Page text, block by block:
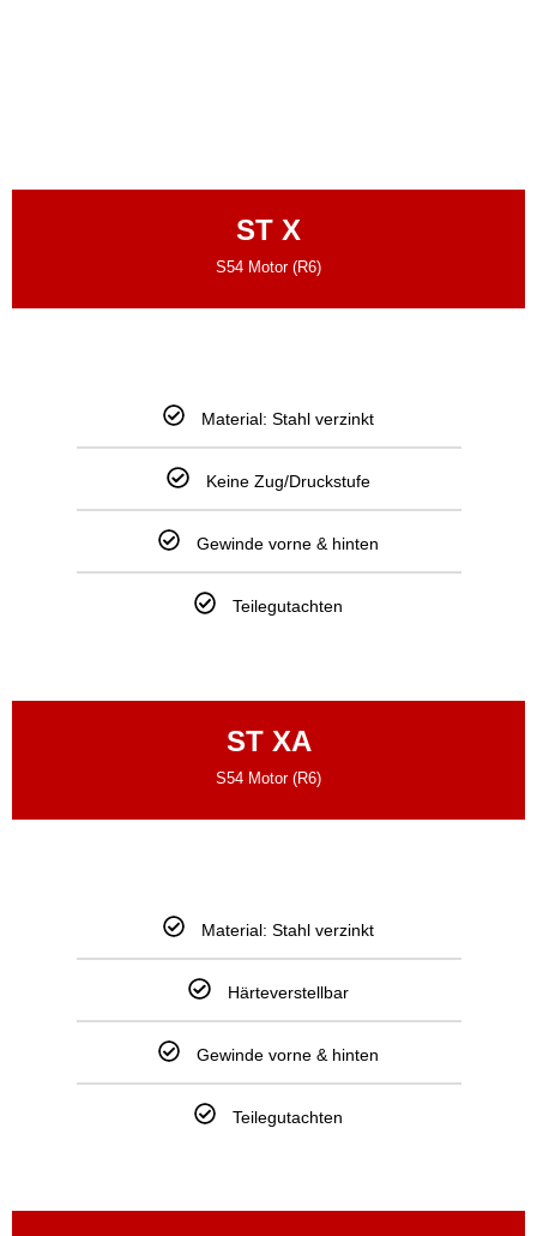
ST X
S54 Motor (R6)
Material: Stahl verzinkt
Keine Zug/Druckstufe
Gewinde vorne & hinten
Teilegutachten
ST XA
S54 Motor (R6)
Material: Stahl verzinkt
Härteverstellbar
Gewinde vorne & hinten
Teilegutachten